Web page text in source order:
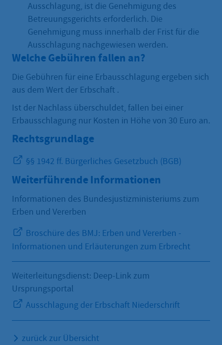
Ausschlagung, ist die Genehmigung des
Betreuungsgerichts erforderlich. Die
Genehmigung muss innerhalb der Frist für die
Ausschlagung nachgewiesen werden.
Welche Gebühren fallen an?
Die Gebühren für eine Erbausschlagung ergeben sich
aus dem Wert der Erbschaft .
Ist der Nachlass überschuldet, fallen bei einer
Erbausschlagung nur Kosten in Höhe von 30 Euro an.
Rechtsgrundlage
§§ 1942 ff. Bürgerliches Gesetzbuch (BGB)
Weiterführende Informationen
Informationen des Bundesjustizministeriums zum
Erben und Vererben
Broschüre des BMJ: Erben und Vererben -
Informationen und Erläuterungen zum Erbrecht
Weiterleitungsdienst: Deep-Link zum
Ursprungsportal
Ausschlagung der Erbschaft Niederschrift
zurück zur Übersicht